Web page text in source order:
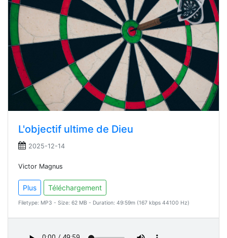
L'objectif ultime de Dieu
2025-12-14
Victor Magnus
Plus Téléchargement
Filetype: MP3 - Size: 62 MB - Duration: 49:59m (167 kbps 44100 Hz)